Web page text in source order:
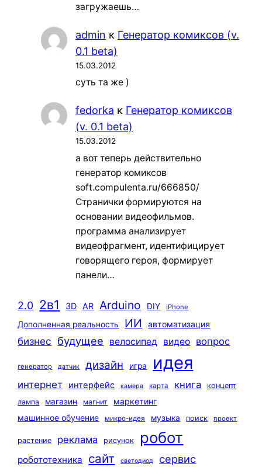
загружаешь…
admin к Генератор комиксов (v.
0.1 beta)
15.03.2012
суть та же )
fedorka к Генератор комиксов
(v. 0.1 beta)
15.03.2012
а вот теперь действительно
генератор комиксов
soft.compulenta.ru/666850/
Странички формируются на
основании видеофильмов.
программа анализирует
видеофрагмент, идентифицирует
говорящего героя, формирует
панели…
2.0 2в1 3D AR Arduino DIY iPhone
Дополненная реальность ИИ автоматизация
бизнес будущее велосипед видео вопрос
генератор датчик дизайн игра идея
интернет интерфейс камера карта книга
концепт
лампа
магазин магнит
маркетинг
машинное обучение
микро-идея музыка поиск проект
растение реклама рисунок робот
робототехника сайт светодиод сервис